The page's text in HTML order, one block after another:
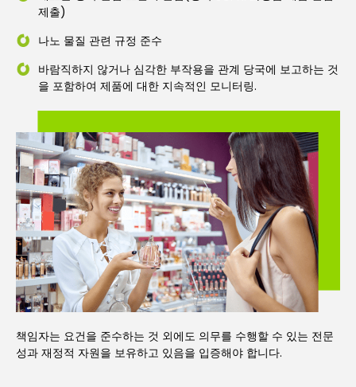
제출)
나노 물질 관련 규정 준수
바람직하지 않거나 심각한 부작용을 관계 당국에 보고하는 것
을 포함하여 제품에 대한 지속적인 모니터링.
책임자는 요건을 준수하는 것 외에도 의무를 수행할 수 있는 전문
성과 재정적 자원을 보유하고 있음을 입증해야 합니다.